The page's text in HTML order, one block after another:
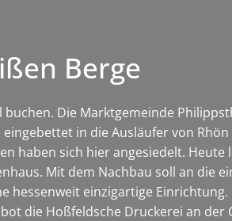
Berge
Die Marktgemeinde
in die Ausläufer von
sich hier angesiedelt. Heute
Mit dem Nachbau soll an die
hessenweit einzigartige
die Hoßfeldsche Druckerei an der